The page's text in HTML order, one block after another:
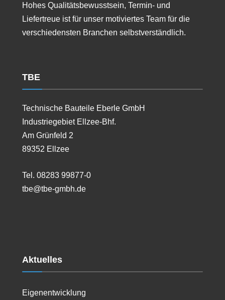
Hohes Qualitätsbewusstsein, Termin- und
Liefertreue ist für unser motiviertes Team für die
verschiedensten Branchen selbstverständlich.
TBE
Technische Bauteile Eberle GmbH
Industriegebiet Ellzee-Bhf.
Am Grünfeld 2
89352 Ellzee
Tel. 08283 99877-0
tbe@tbe-gmbh.de
Aktuelles
Eigenentwicklung